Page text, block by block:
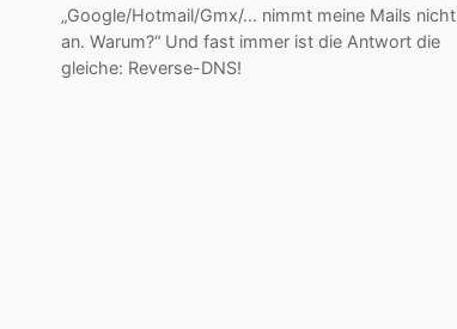
„Google/Hotmail/Gmx/… nimmt meine Mails nicht
an. Warum?“ Und fast immer ist die Antwort die
gleiche: Reverse-DNS!